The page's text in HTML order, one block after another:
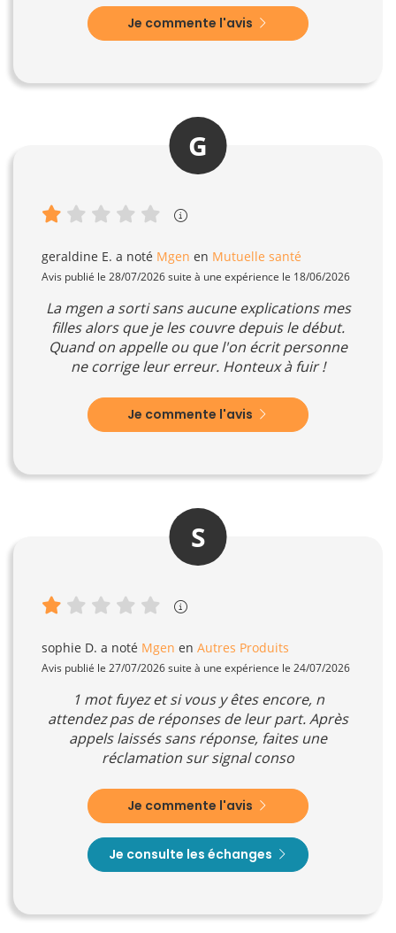
Je commente l'avis
G
geraldine E. a noté Mgen en Mutuelle santé
Avis publié le 28/07/2026 suite à une expérience le 18/06/2026
La mgen a sorti sans aucune explications mes
filles alors que je les couvre depuis le début.
Quand on appelle ou que l'on écrit personne
ne corrige leur erreur. Honteux à fuir !
Je commente l'avis
S
sophie D. a noté Mgen en Autres Produits
Avis publié le 27/07/2026 suite à une expérience le 24/07/2026
1 mot fuyez et si vous y êtes encore, n
attendez pas de réponses de leur part. Après
appels laissés sans réponse, faites une
réclamation sur signal conso
Je commente l'avis
Je consulte les échanges